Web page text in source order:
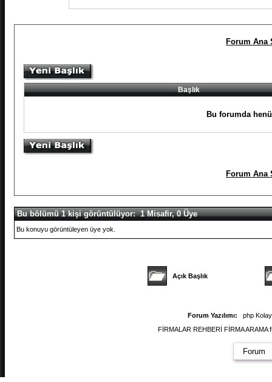
Forum Ana
Başlık
Bu forumda
Forum Ana
Bu bölümü 1 kişi görüntülüyor: 1 Misafir, 0 Üye
Bu konuyu görüntüleyen üye yok.
Açık Başlık
Forum Yazılımı:
php
FİRMALAR REHBERİ FİRMA
Forum